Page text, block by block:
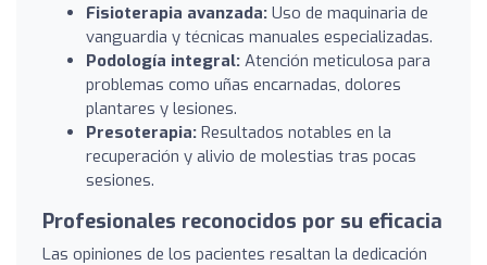
Fisioterapia avanzada: Uso de maquinaria de
vanguardia y técnicas manuales especializadas.
Podología integral: Atención meticulosa para
problemas como uñas encarnadas, dolores
plantares y lesiones.
Presoterapia: Resultados notables en la
recuperación y alivio de molestias tras pocas
sesiones.
Profesionales reconocidos por su eficacia
Las opiniones de los pacientes resaltan la dedicación